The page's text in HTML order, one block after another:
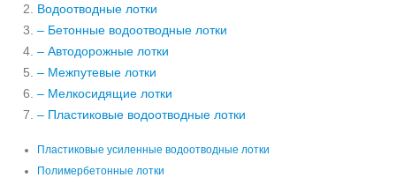
Водоотводные лотки
– Бетонные водоотводные лотки
– Автодорожные лотки
– Межпутевые лотки
– Мелкосидящие лотки
– Пластиковые водоотводные лотки
Пластиковые усиленные водоотводные лотки
Полимербетонные лотки